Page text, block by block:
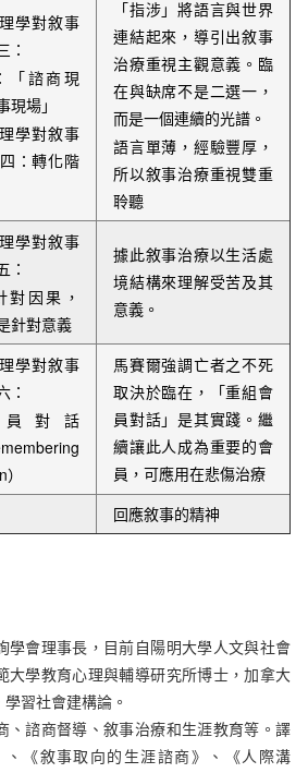
學對敘事
：
「諮商現
現場」
學對敘事
：轉化階
「指涉」將語言與世界
連結起來，導引出敘事
治療重視主觀意義。臨
在與缺席不是二選一，
而是一個連續的光譜。
語言單薄，經驗豐厚，
所以敘事治療重視雙重
聆聽
學對敘事
：
對因果，
針對意義
據此敘事治療以生活處
境結構來理解受苦及其
意義。
學對敘事
：
對話
馬賽爾強調亡者之不死
取決於臨在，「重組會
員對話」是其實踐。繼
續讓此人成為重要的會
員，可應用在悲傷治療
回應敘事的精神
學會理事長，目前自陽明大學人文與社會
大學教育心理與輔導研究所博士，加拿大
習社會建構論。
、諮商督導、敘事治療和生涯教育等。譯
《敘事取向的生涯諮商》、《人際溝